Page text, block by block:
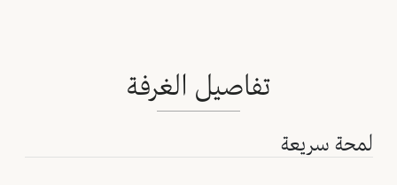
تفاصيل الغرفة
لمحة سريعة